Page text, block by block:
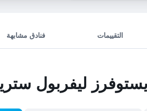
التقييمات فنادق مشابهة
ليفربول